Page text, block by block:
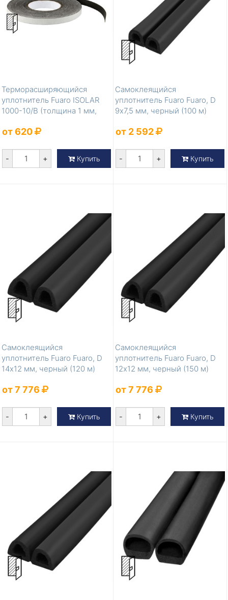
Терморасширяющийся
уплотнитель Fuaro ISOLAR
1000-10/B (толщина 1 мм,
от 620
- + Купить
Самоклеящийся
уплотнитель Fuaro Fuaro, D
9х7,5 мм, черный (100 м)
от 2 592
- + Купить
Самоклеящийся
уплотнитель Fuaro Fuaro, D
14х12 мм, черный (120 м)
от 7 776
- + Купить
Самоклеящийся
уплотнитель Fuaro Fuaro, D
12х12 мм, черный (150 м)
от 7 776
- + Купить